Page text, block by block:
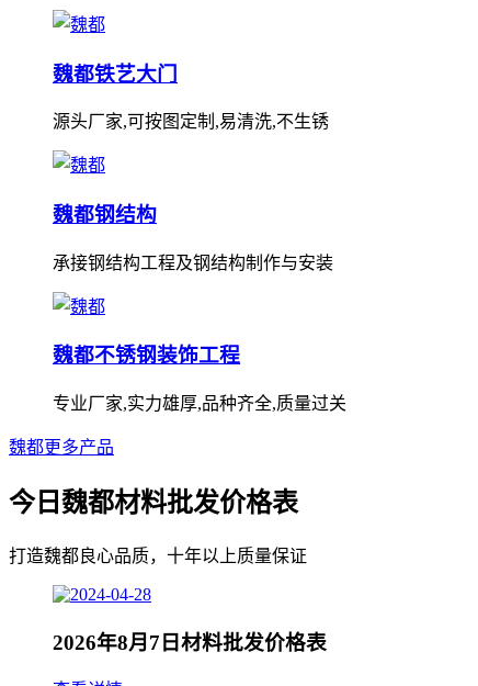
魏都铁艺大门
源头厂家,可按图定制,易清洗,不生锈
魏都钢结构
承接钢结构工程及钢结构制作与安装
魏都不锈钢装饰工程
专业厂家,实力雄厚,品种齐全,质量过关
魏都更多产品
今日魏都材料批发价格表
打造魏都良心品质，十年以上质量保证
2026年8月7日材料批发价格表